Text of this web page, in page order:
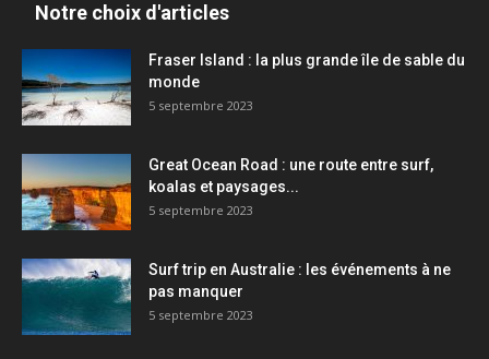
Notre choix d'articles
Fraser Island : la plus grande île de sable du
monde
5 septembre 2023
Great Ocean Road : une route entre surf,
koalas et paysages...
5 septembre 2023
Surf trip en Australie : les événements à ne
pas manquer
5 septembre 2023